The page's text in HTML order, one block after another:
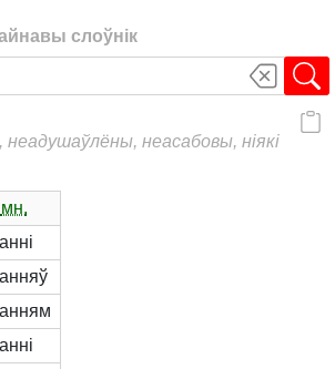
слоўнік
неадушаўлёны, неасабовы, ніякі
мн.